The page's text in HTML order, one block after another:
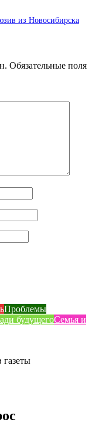
из Новосибирска
Обязательные поля
Проблемы
будущегоСемья и